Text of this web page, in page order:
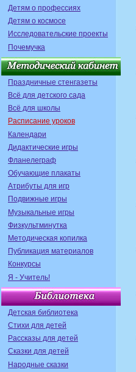
Детям о профессиях
Детям о космосе
Исследовательские проекты
Почемучка
Праздничные стенгазеты
Всё для детского сада
Всё для школы
Расписание уроков
Календари
Дидактические игры
Фланелеграф
Обучающие плакаты
Атрибуты для игр
Подвижные игры
Музыкальные игры
Физкультминутка
Методическая копилка
Публикация материалов
Конкурсы
Я - Учитель!
Детская библиотека
Стихи для детей
Рассказы для детей
Сказки для детей
Народные сказки